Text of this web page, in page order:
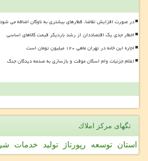
در صورت افزایش تقاضا، قطارهای بیشتری به ناوگان اضافه می شود
اخطار جدی یک اقتصاددان از رشد باردیگر قیمت کالاهای اساسی
اجاره این خانه در تهران ماهی ۱۲۰ میلیون تومان است
اعلام جزئیات وام اسکان موقت و بازسازی به صدمه دیدگان جنگ
تگهای مركز املاك
استان توسعه رپورتاژ تولید خدمات